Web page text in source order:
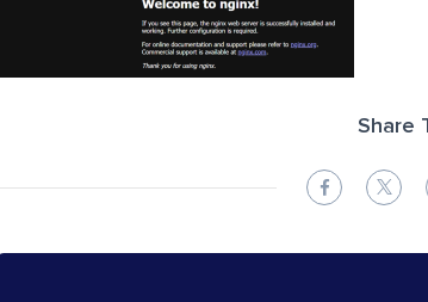
Share